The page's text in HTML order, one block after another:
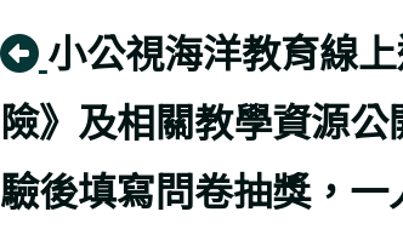
回上頁
小公視海洋教育線
險》及相關教學資源
驗後填寫問卷抽獎，